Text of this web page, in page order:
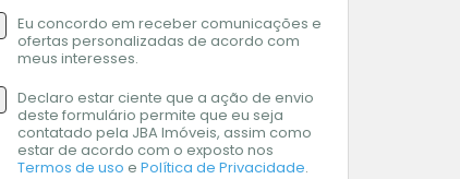
Eu concordo em receber comunicações e
ofertas personalizadas de acordo com
meus interesses.
Declaro estar ciente que a ação de envio
deste formulário permite que eu seja
contatado pela JBA Imóveis, assim como
estar de acordo com o exposto nos
Termos de uso e Política de Privacidade.